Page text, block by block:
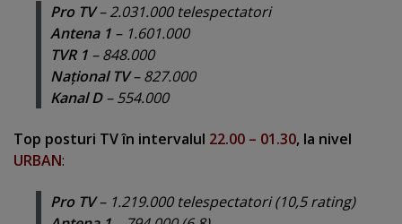
Pro TV– 2.031.000 telespectatori
Antena 1 – 1.601.000
TVR 1 – 848.000
Naţional TV– 827.000
Kanal D– 554.000
Top posturi TV în intervalul 22.00 – 01.30, la nivel
URBAN:
Pro TV– 1.219.000 telespectatori (10,5 rating)